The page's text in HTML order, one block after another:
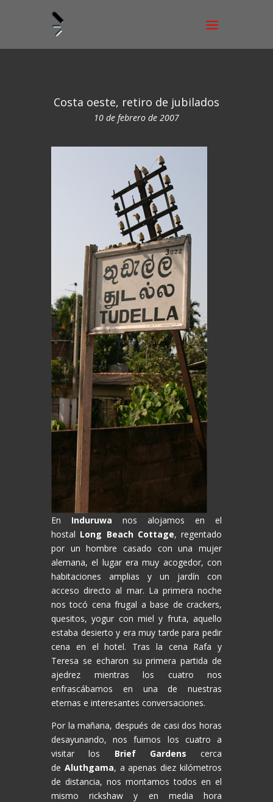
Costa oeste, retiro de jubilados
10 de febrero de 2007
En Induruwa nos alojamos en el
hostal Long Beach Cottage, regentado
por un hombre casado con una mujer
alemana, el lugar era muy acogedor, con
habitaciones amplias y un jardín con
acceso directo al mar. La primera noche
nos tocó cena frugal a base de crackers,
quesitos, yogur con miel y fruta, aquello
estaba desierto y era muy tarde para pedir
cena en el hotel. Tras la cena Rafa y
Teresa se echaron su primera partida de
ajedrez mientras los cuatro nos
enfrascábamos en una de nuestras
eternas e interesantes conversaciones.
Por la mañana, después de casi dos horas
desayunando, nos fuimos los cuatro a
visitar los Brief Gardens cerca
de Aluthgama, a apenas diez kilómetros
de distancia, nos montamos todos en el
mismo rickshaw y en media hora